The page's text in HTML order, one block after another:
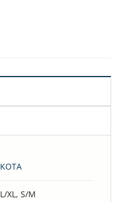
KOTA
L/XL, S/M